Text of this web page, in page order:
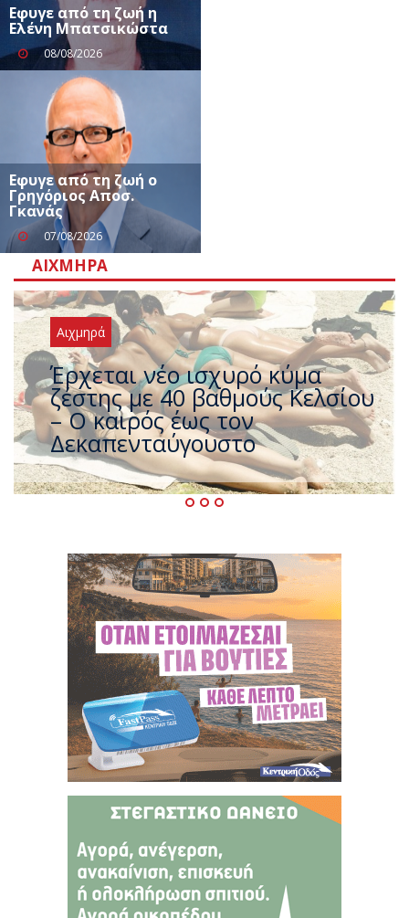
Eφυγε από τη ζωή η
Ελένη Μπατσικώστα
08/08/2026
Eφυγε από τη ζωή ο
Γρηγόριος Αποσ.
Γκανάς
07/08/2026
ΑΙΧΜΗΡΆ
Αιχμηρά
Άφαντος ο Τσίπρας… την ώρα
που η χώρα καίγεται